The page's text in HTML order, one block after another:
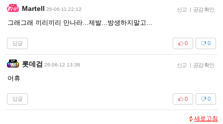
Martell 26-06-11 22:12 신고 | 공감 확인
그래그래 끼리끼리 만나라...제발...방생하지말고...
답글 0
0
롯데검 26-06-12 13:38 신고 | 공감 확인
어휴
답글 0
0
새로고침